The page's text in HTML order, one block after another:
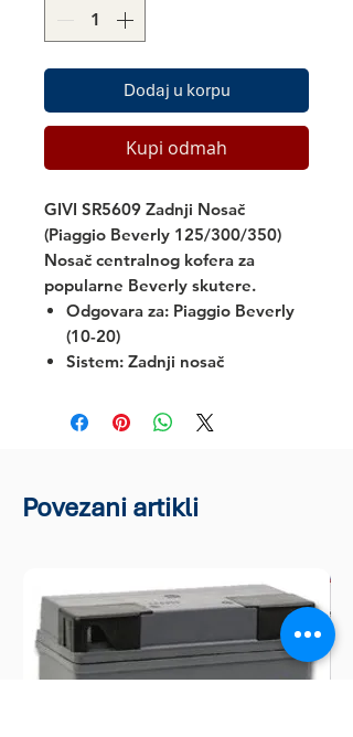
Dodaj u korpu
Kupi odmah
GIVI SR5609 Zadnji Nosač
(Piaggio Beverly 125/300/350)
Nosač centralnog kofera za
popularne Beverly skutere.
Odgovara za: Piaggio Beverly
(10-20)
Sistem: Zadnji nosač
Povezani artikli